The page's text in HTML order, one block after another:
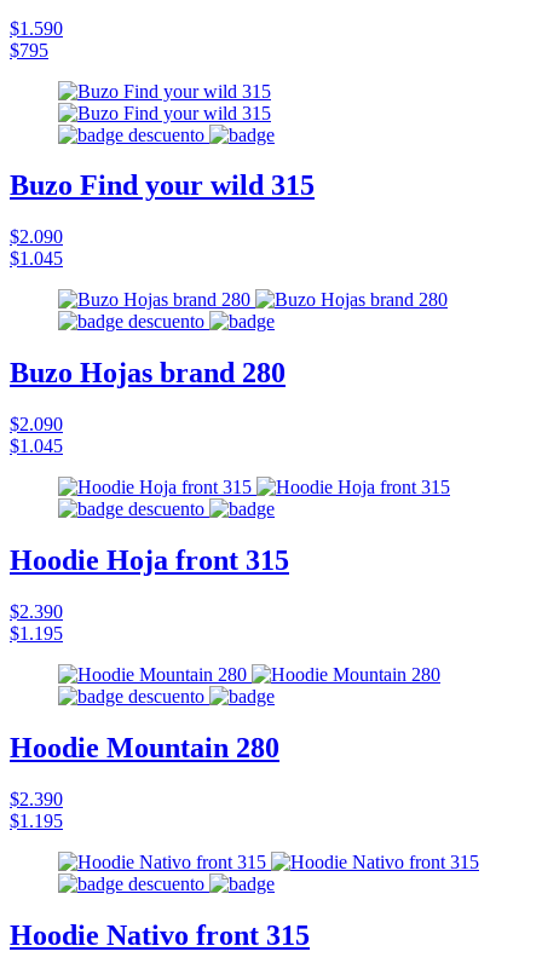
$1.590
$795
Buzo Find your wild 315
$2.090
$1.045
Buzo Hojas brand 280
$2.090
$1.045
Hoodie Hoja front 315
$2.390
$1.195
Hoodie Mountain 280
$2.390
$1.195
Hoodie Nativo front 315